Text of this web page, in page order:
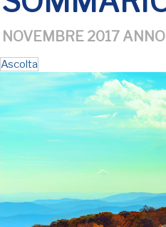
NOVEMBRE 2017
Ascolta